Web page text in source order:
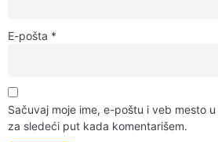
E-pošta *
Sačuvaj moje ime, e-poštu i veb mesto
za sledeći put kada komentarišem.